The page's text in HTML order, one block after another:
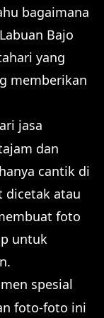
bagaimana
Bajo
yang
memberikan
jasa
dan
cantik di
dicetak atau
foto
untuk
spesial
foto-foto ini